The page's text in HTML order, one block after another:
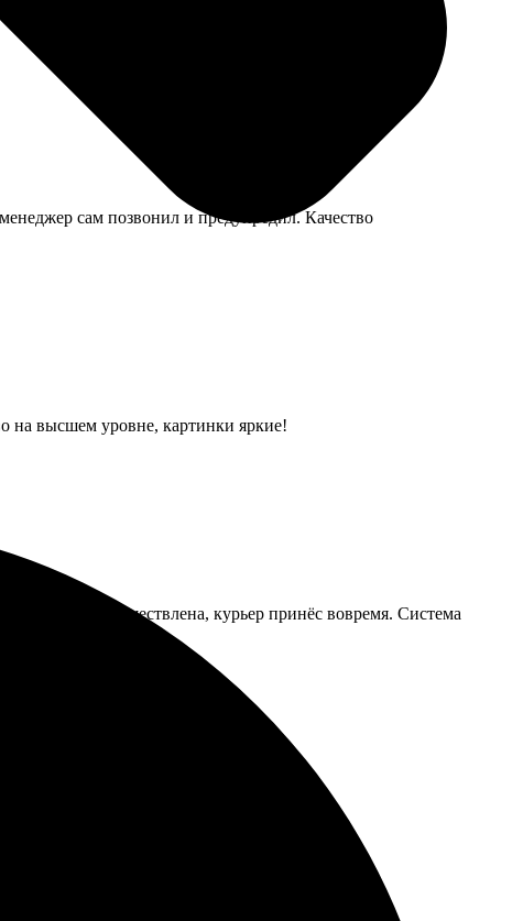
загрузила уже готовый pdf-макет, и всё сделали
сам позвонил и предупредил. Качество
на высшем уровне, картинки яркие!
быстро осуществлена, курьер принёс вовремя. Система
снова.
быстро пришла. Рекомендую всем!